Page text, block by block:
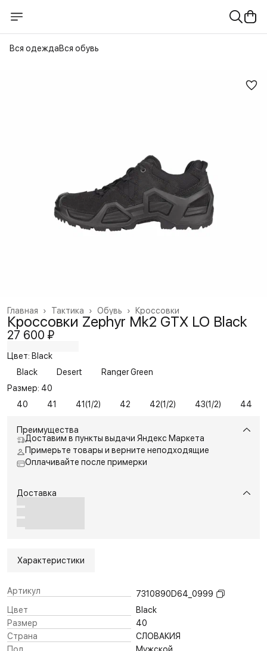
Вся одеждаВся обувь
Кроссовки
Обувь ›
Тактика ›
Главная ›
Кроссовки Zephyr Mk2 GTX LO Black
27 600 ₽
Цвет: Black
Black
Desert
Ranger Green
Размер: 40
40
41 41(1/2) 42 42(1/2) 43(1/2) 44
Преимущества
Доставим в пункты выдачи Яндекс Маркета
Примерьте товары и верните неподходящие
Оплачивайте после примерки
Доставка
Характеристики
Артикул
7310890D64_0999
Цвет
Black
Размер
40
Страна
СЛОВАКИЯ
Пол
Мужской